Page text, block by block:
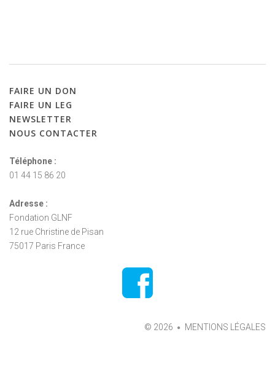
FAIRE UN DON
FAIRE UN LEG
NEWSLETTER
NOUS CONTACTER
Téléphone :
01 44 15 86 20
Adresse :
Fondation GLNF
12 rue Christine de Pisan
75017 Paris France
© 2026 MENTIONS LÉGALES